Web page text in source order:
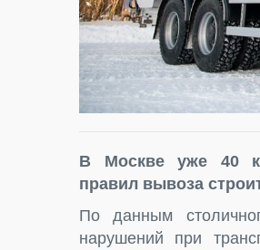
В Москве уже 40
правил вывоза
По данным
нарушений при